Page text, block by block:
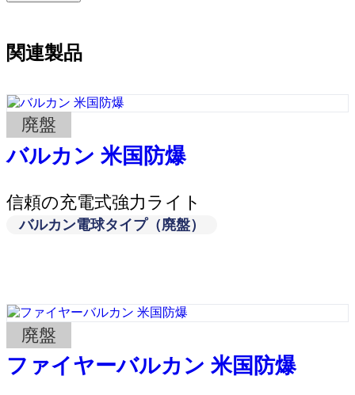
関連製品
廃盤
バルカン 米国防爆
信頼の充電式強力ライト
バルカン電球タイプ（廃盤）
廃盤
ファイヤーバルカン 米国防爆